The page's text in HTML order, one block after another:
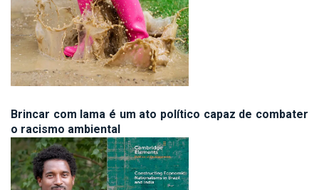
Brincar com lama é um ato político capaz de combater
o racismo ambiental